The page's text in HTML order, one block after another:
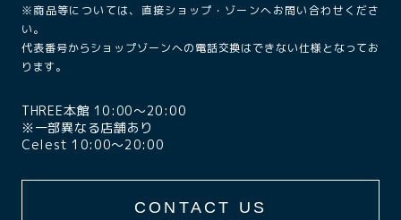
※商品等については、直接ショップ・ゾーンへお問い合わせくださ
い。
代表番号からショップゾーンへの電話交換はできない仕様となってお
ります。
THREE本館 10:00〜20:00
※一部異なる店舗あり
Celest 10:00〜20:00
CONTACT US